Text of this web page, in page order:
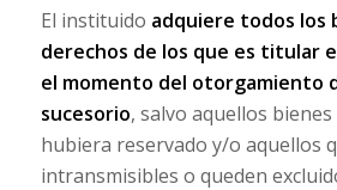
El instituido adquiere todos los
derechos de los que es titular
el momento del otorgamiento
sucesorio, salvo aquellos
hubiera reservado y/o aquellos
intransmisibles o queden